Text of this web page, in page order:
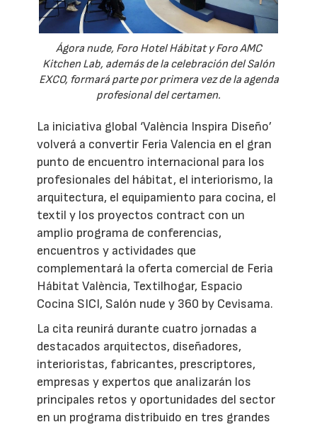
Ágora nude, Foro Hotel Hábitat y Foro AMC
Kitchen Lab, además de la celebración del Salón
EXCO, formará parte por primera vez de la agenda
profesional del certamen.
La iniciativa global ‘València Inspira Diseño’
volverá a convertir Feria Valencia en el gran
punto de encuentro internacional para los
profesionales del hábitat, el interiorismo, la
arquitectura, el equipamiento para cocina, el
textil y los proyectos contract con un
amplio programa de conferencias,
encuentros y actividades que
complementará la oferta comercial de Feria
Hábitat València, Textilhogar, Espacio
Cocina SICI, Salón nude y 360 by Cevisama.
La cita reunirá durante cuatro jornadas a
destacados arquitectos, diseñadores,
interioristas, fabricantes, prescriptores,
empresas y expertos que analizarán los
principales retos y oportunidades del sector
en un programa distribuido en tres grandes